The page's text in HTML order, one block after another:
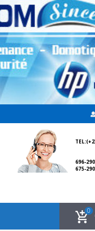
696-
675-
0